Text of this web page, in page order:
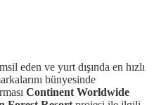
eden ve yurt dışında en hızlı
bünyesinde
Continent Worldwide